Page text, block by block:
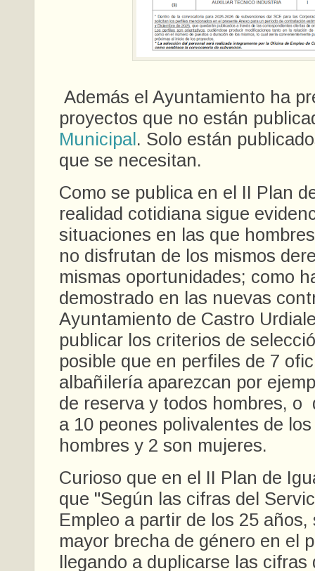
Además el Ayuntamiento ha
proyectos que no están
Municipal . Solo están
que se necesitan.
Como se publica en el II Plan
realidad cotidiana sigue
situaciones en las que
no disfrutan de los mismos
mismas oportunidades; como
demostrado en las nuevas
Ayuntamiento de Castro
publicar los criterios de
posible que en perfiles de 7
albañilería aparezcan por
de reserva y todos hombres, o
a 10 peones polivalentes de
hombres y 2 son mujeres.
Curioso que en el II Plan de
que "Según las cifras del
Empleo a partir de los 25 años,
mayor brecha de género en el
llegando a duplicarse las